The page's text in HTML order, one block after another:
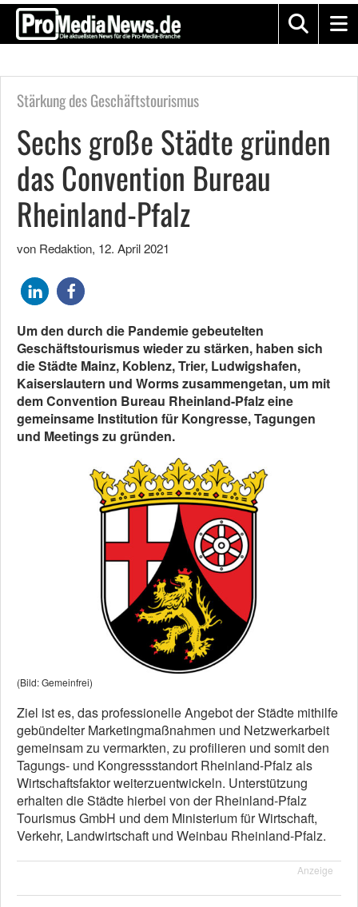
Stärkung des Geschäftstourismus
Sechs große Städte gründen
das Convention Bureau
Rheinland-Pfalz
von Redaktion, 12. April 2021
Um den durch die Pandemie gebeutelten
Geschäftstourismus wieder zu stärken, haben sich
die Städte Mainz, Koblenz, Trier, Ludwigshafen,
Kaiserslautern und Worms zusammengetan, um mit
dem Convention Bureau Rheinland-Pfalz eine
gemeinsame Institution für Kongresse, Tagungen
und Meetings zu gründen.
(Bild: Gemeinfrei)
Ziel ist es, das professionelle Angebot der Städte mithilfe
gebündelter Marketingmaßnahmen und Netzwerkarbeit
gemeinsam zu vermarkten, zu profilieren und somit den
Tagungs- und Kongressstandort Rheinland-Pfalz als
Wirtschaftsfaktor weiterzuentwickeln. Unterstützung
erhalten die Städte hierbei von der Rheinland-Pfalz
Tourismus GmbH und dem Ministerium für Wirtschaft,
Verkehr, Landwirtschaft und Weinbau Rheinland-Pfalz.
Anzeige